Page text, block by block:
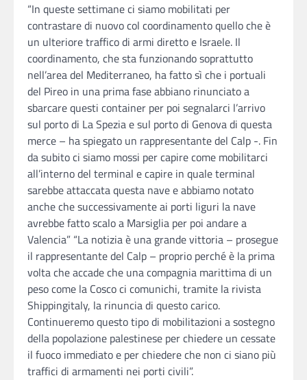
“In queste settimane ci siamo mobilitati per
contrastare di nuovo col coordinamento quello che è
un ulteriore traffico di armi diretto e Israele. Il
coordinamento, che sta funzionando soprattutto
nell’area del Mediterraneo, ha fatto sì che i portuali
del Pireo in una prima fase abbiano rinunciato a
sbarcare questi container per poi segnalarci l’arrivo
sul porto di La Spezia e sul porto di Genova di questa
merce – ha spiegato un rappresentante del Calp -. Fin
da subito ci siamo mossi per capire come mobilitarci
all’interno del terminal e capire in quale terminal
sarebbe attaccata questa nave e abbiamo notato
anche che successivamente ai porti liguri la nave
avrebbe fatto scalo a Marsiglia per poi andare a
Valencia” “La notizia è una grande vittoria – prosegue
il rappresentante del Calp – proprio perché è la prima
volta che accade che una compagnia marittima di un
peso come la Cosco ci comunichi, tramite la rivista
Shippingitaly, la rinuncia di questo carico.
Continueremo questo tipo di mobilitazioni a sostegno
della popolazione palestinese per chiedere un cessate
il fuoco immediato e per chiedere che non ci siano più
traffici di armamenti nei porti civili”.